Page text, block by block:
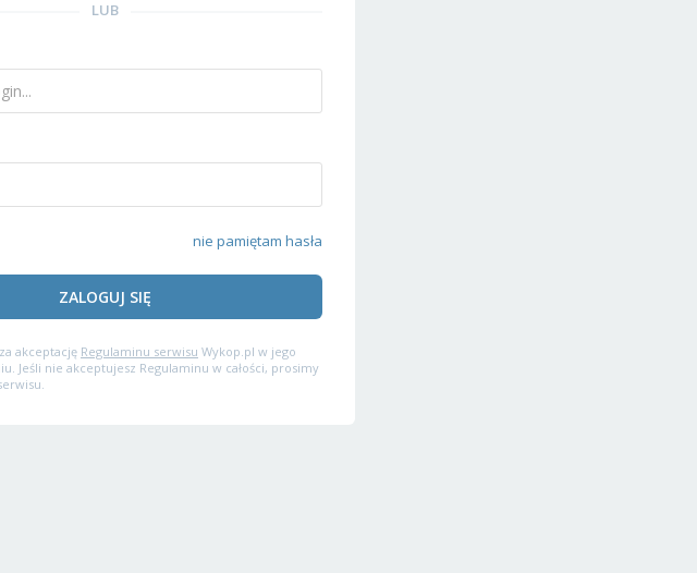
LUB
nie pamiętam hasła
ZALOGUJ SIĘ
akceptację Regulaminu serwisu Wykop.pl w jego
Jeśli nie akceptujesz Regulaminu w całości, prosimy